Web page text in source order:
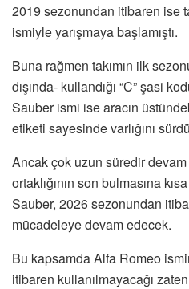
2019 sezonundan itibaren ise
ismiyle yarışmaya başlamıştı.
Buna rağmen takımın ilk
dışında- kullandığı “C” şasi
Sauber ismi ise aracın
etiketi sayesinde varlığını
Ancak çok uzun süredir
ortaklığının son bulmasına
Sauber, 2026 sezonundan
mücadeleye devam edecek.
Bu kapsamda Alfa Romeo
itibaren kullanılmayacağı zaten